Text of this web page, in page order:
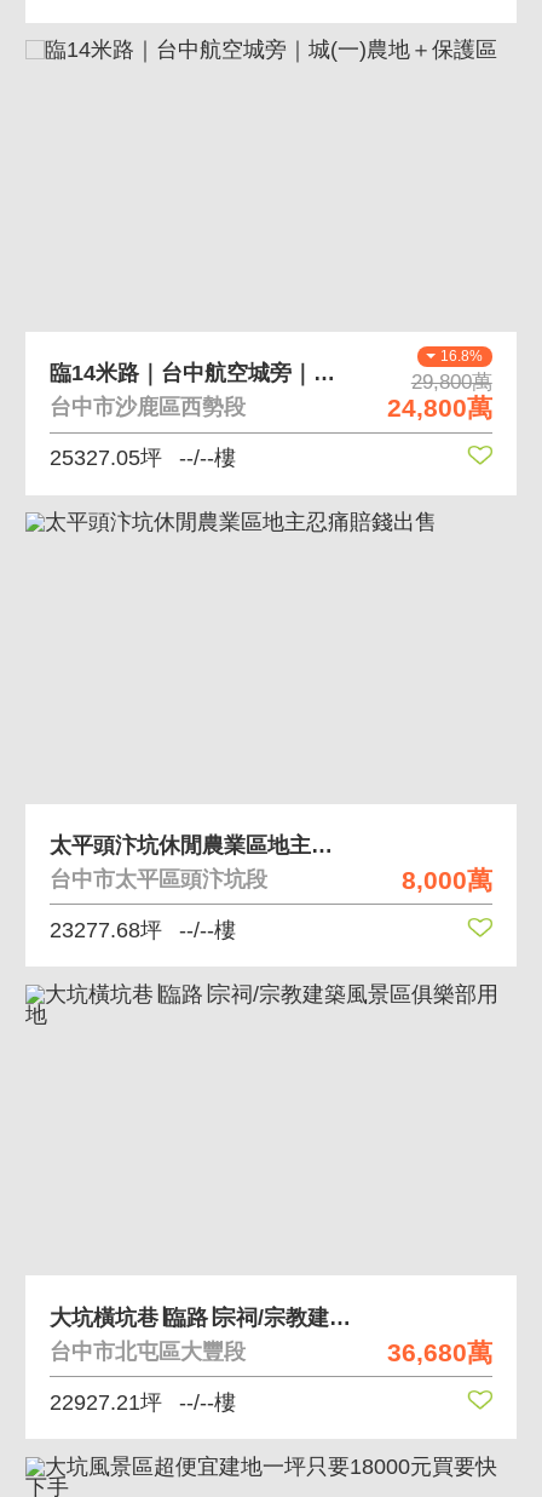
16.8%
29,800萬
24,800萬
臨14米路｜台中航空城旁｜城(一)農地＋保護區
台中市沙鹿區西勢段
25327.05坪 --/--樓
8,000萬
太平頭汴坑休閒農業區地主忍痛賠錢出售
台中市太平區頭汴坑段
23277.68坪 --/--樓
36,680萬
大坑橫坑巷∣臨路∣宗祠/宗教建築風景區俱樂部用地
台中市北屯區大豐段
22927.21坪 --/--樓